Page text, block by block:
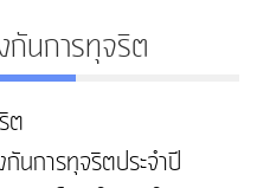
กันการทุจริต
ต
นการทุจริตประจำปี